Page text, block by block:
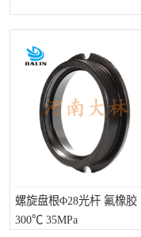
螺旋盘根Φ28光杆 氟橡胶
300℃ 35MPa